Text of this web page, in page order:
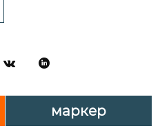
 
маркер